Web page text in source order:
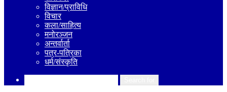
विज्ञान/प्राविधि
विचार
कला/साहित्य
मनोरञ्जन
अन्तर्वार्ता
पत्र-पत्रिका
धर्म/संस्कृति